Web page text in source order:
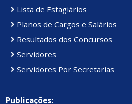
Lista de Estagiários
Planos de Cargos e Salários
Resultados dos Concursos
Servidores
Servidores Por Secretarias
Publicações: